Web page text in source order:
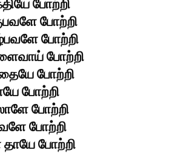
போற்றி
போற்றி
போற்றி
போற்றி
போற்றி
போற்றி
போற்றி
போற்றி
போற்றி